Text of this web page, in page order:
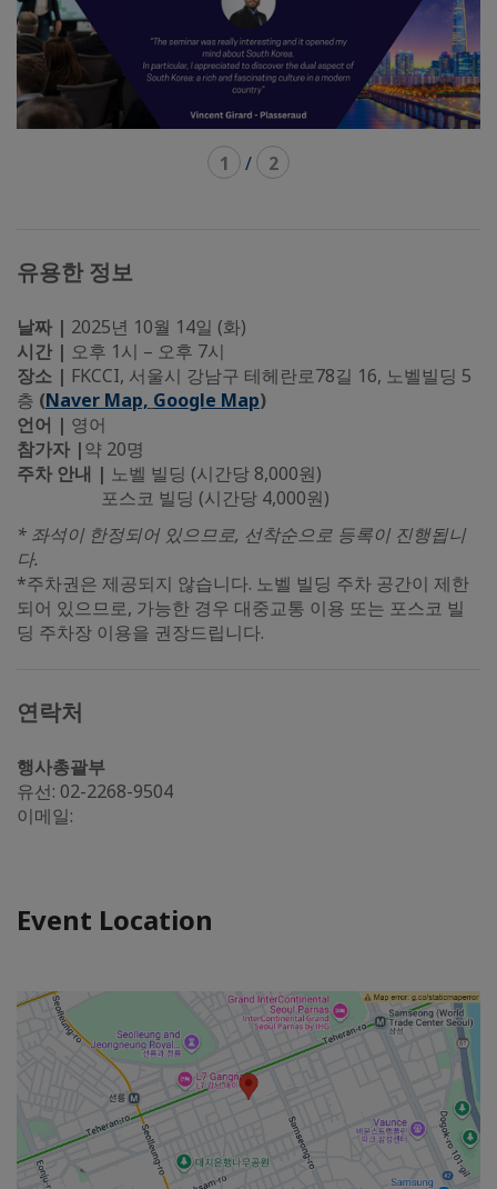
1 / 2
유용한 정보
날짜 | 2025년 10월 14일 (화)
시간 | 오후 1시 – 오후 7시
장소 | FKCCI, 서울시 강남구 테헤란로78길 16, 노벨빌딩 5
층 (Naver Map, Google Map)
언어 | 영어
참가자 |약 20명
주차 안내 | 노벨 빌딩 (시간당 8,000원)
포스코 빌딩 (시간당 4,000원)
* 좌석이 한정되어 있으므로, 선착순으로 등록이 진행됩니
다.
*주차권은 제공되지 않습니다. 노벨 빌딩 주차 공간이 제한
되어 있으므로, 가능한 경우 대중교통 이용 또는 포스코 빌
딩 주차장 이용을 권장드립니다.
연락처
행사총괄부
유선: 02-2268-9504
이메일:
Event Location